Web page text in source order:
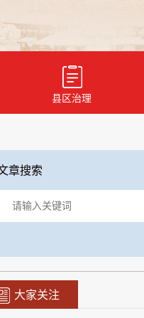
县区治理
章搜索
大家关注